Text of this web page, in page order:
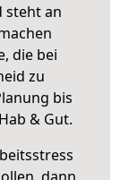
steht an
die bei
zu
bis
& Gut.